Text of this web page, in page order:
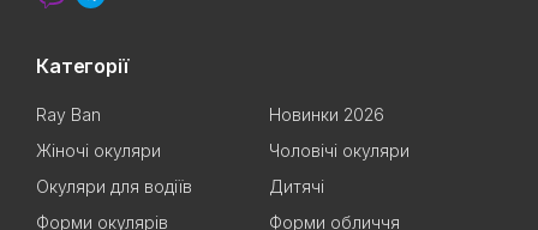
Категорії
Ray Ban
Новинки 2026
Жіночі окуляри
Чоловічі окуляри
Окуляри для водіїв
Дитячі
Форми окулярів
Форми обличчя